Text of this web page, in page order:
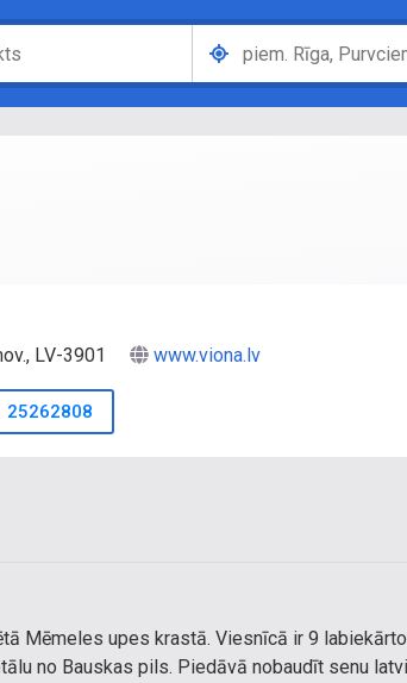
LV-3901 www.viona.lv
25262808
Mēmeles upes krastā. Viesnīcā ir 9
no Bauskas pils. Piedāvā nobaudīt senu